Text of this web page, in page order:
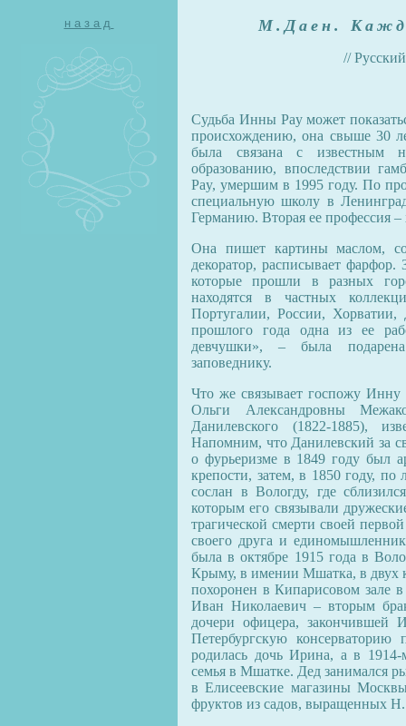
назад М.Даен.
//
Судьба Инны Pay может
происхождению, она свыше 30
была связана с известным
образованию, впоследствии
Pay, умершим в 1995 году. По
специальную школу в
Германию. Вторая ее профессия
Она пишет картины маслом,
декоратор, расписывает фарфор.
которые прошли в разных
находятся в частных
Португалии, России,
прошлого года одна из ее
девчушки», – была подарена
заповеднику.
Что же связывает госпожу Инну
Ольги Александровны
Данилевского (1822-1885),
Напомним, что Данилевский за
о фурьеризме в 1849 году был
крепости, затем, в 1850 году,
сослан в Вологду, где
которым его связывали
трагической смерти своей
своего друга и
была в октябре 1915 года в
Крыму, в имении Мшатка, в двух
похоронен в Кипарисовом
Иван Николаевич – вторым
дочери офицера, закончившей
Петербургскую
родилась дочь Ирина, а в
семья в Мшатке. Дед занимался
в Елисеевские магазины
фруктов из садов, выращенных